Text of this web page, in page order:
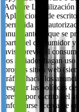
Adware La utilización
Aplicaciones de
permitida tras
anunciante(s) que se
parte del consumidor y
aviso previo al
los afiliados hagan
propios sitios web
tráfico hacia los
respetar las políticas
previa por escrito del
informarse acerca de